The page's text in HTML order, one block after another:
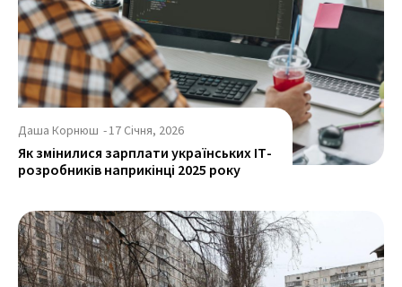
Даша Корнюш -17 Січня, 2026
Як змінилися зарплати українських ІТ-
розробників наприкінці 2025 року